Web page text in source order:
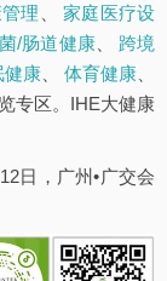
理 、家庭医疗设
/肠道健康、 跨境
健康 体育健康
专区。IHE大健康
日，广州•广交会